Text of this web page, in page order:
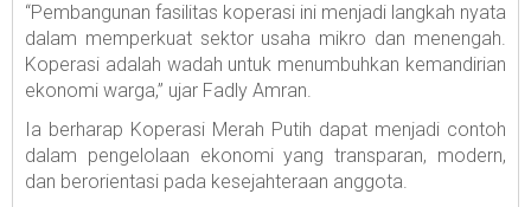
“Pembangunan fasilitas koperasi ini menjadi langkah nyata
dalam memperkuat sektor usaha mikro dan menengah.
Koperasi adalah wadah untuk menumbuhkan kemandirian
ekonomi warga,” ujar Fadly Amran.
Ia berharap Koperasi Merah Putih dapat menjadi contoh
dalam pengelolaan ekonomi yang transparan, modern,
dan berorientasi pada kesejahteraan anggota.